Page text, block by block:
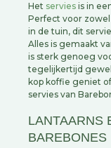
Het servies is in
Perfect voor
in de tuin, dit
Alles is gemaakt
is sterk genoeg
tegelijkertijd
kop koffie geniet
servies van
LANTAARNS
BAREBONES